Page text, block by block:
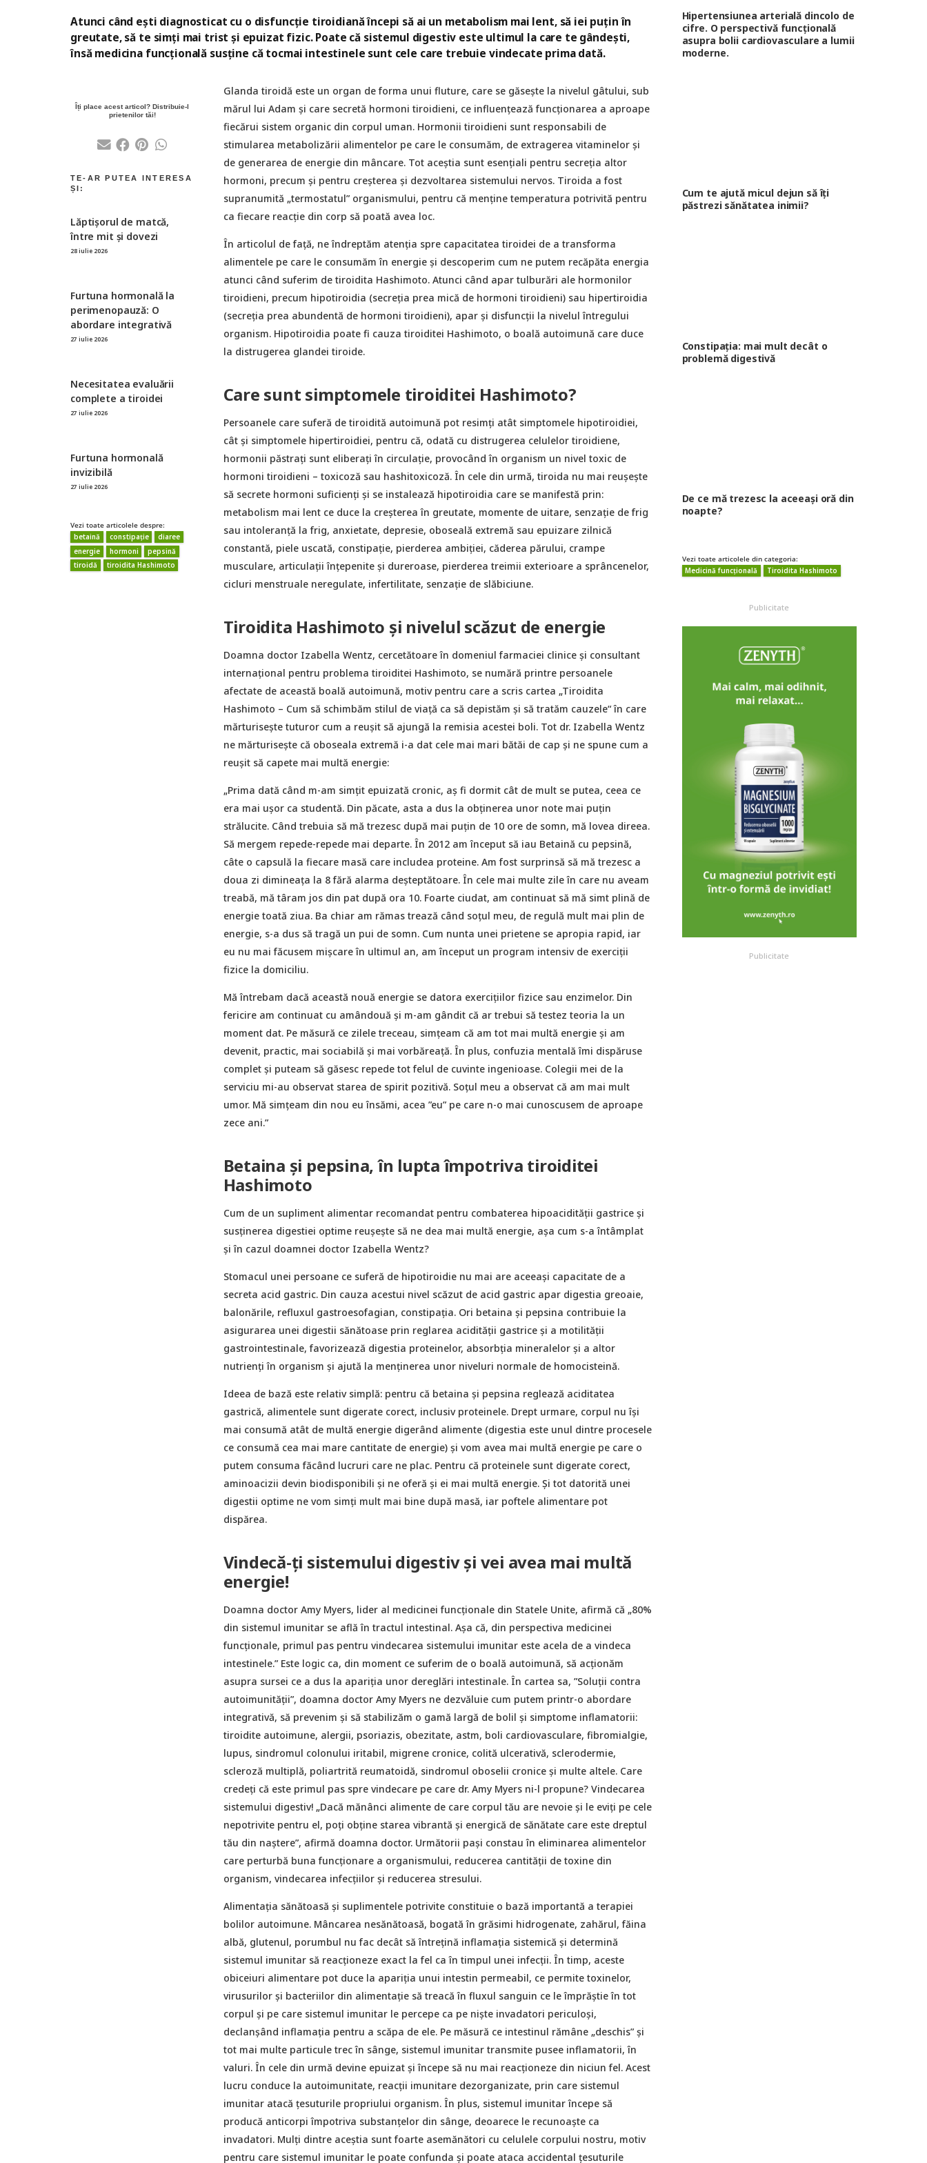
Atunci când ești diagnosticat cu o disfuncție tiroidiană începi să ai un metabolism mai lent, să iei puțin în
greutate, să te simți mai trist și epuizat fizic. Poate că sistemul digestiv este ultimul la care te gândești,
însă medicina funcțională susține că tocmai intestinele sunt cele care trebuie vindecate prima dată.
Lăptișorul de matcă,
între mit și dovezi
28 iulie 2026
Furtuna hormonală la
perimenopauză: O
abordare integrativă
27 iulie 2026
Necesitatea evaluării
complete a tiroidei
27 iulie 2026
Furtuna hormonală
invizibilă
27 iulie 2026
Vezi toate articolele despre:
betaină
constipație
diaree
energie
hormoni
pepsină
tiroidă
tiroidita Hashimoto
Glanda tiroidă este un organ de forma unui fluture, care se găsește la nivelul gâtului, sub
mărul lui Adam și care secretă hormoni tiroidieni, ce influențează funcționarea a aproape
fiecărui sistem organic din corpul uman. Hormonii tiroidieni sunt responsabili de
stimularea metabolizării alimentelor pe care le consumăm, de extragerea vitaminelor și
de generarea de energie din mâncare. Tot aceștia sunt esențiali pentru secreția altor
hormoni, precum și pentru creșterea și dezvoltarea sistemului nervos. Tiroida a fost
supranumită „termostatul” organismului, pentru că menține temperatura potrivită pentru
ca fiecare reacție din corp să poată avea loc.
În articolul de față, ne îndreptăm atenția spre capacitatea tiroidei de a transforma
alimentele pe care le consumăm în energie și descoperim cum ne putem recăpăta energia
atunci când suferim de tiroidita Hashimoto. Atunci când apar tulburări ale hormonilor
tiroidieni, precum hipotiroidia (secreția prea mică de hormoni tiroidieni) sau hipertiroidia
(secreția prea abundentă de hormoni tiroidieni), apar și disfuncții la nivelul întregului
organism. Hipotiroidia poate fi cauza tiroiditei Hashimoto, o boală autoimună care duce
la distrugerea glandei tiroide.
Care sunt simptomele tiroiditei Hashimoto?
Persoanele care suferă de tiroidită autoimună pot resimți atât simptomele hipotiroidiei,
cât și simptomele hipertiroidiei, pentru că, odată cu distrugerea celulelor tiroidiene,
hormonii păstrați sunt eliberați în circulație, provocând în organism un nivel toxic de
hormoni tiroidieni – toxicoză sau hashitoxicoză. În cele din urmă, tiroida nu mai reușește
să secrete hormoni suficienți și se instalează hipotiroidia care se manifestă prin:
metabolism mai lent ce duce la creșterea în greutate, momente de uitare, senzație de frig
sau intoleranță la frig, anxietate, depresie, oboseală extremă sau epuizare zilnică
constantă, piele uscată, constipație, pierderea ambiției, căderea părului, crampe
musculare, articulații înțepenite și dureroase, pierderea treimii exterioare a sprâncenelor,
cicluri menstruale neregulate, infertilitate, senzație de slăbiciune.
Tiroidita Hashimoto și nivelul scăzut de energie
Doamna doctor Izabella Wentz, cercetătoare în domeniul farmaciei clinice și consultant
internațional pentru problema tiroiditei Hashimoto, se numără printre persoanele
afectate de această boală autoimună, motiv pentru care a scris cartea „Tiroidita
Hashimoto – Cum să schimbăm stilul de viață ca să depistăm și să tratăm cauzele“ în care
mărturisește tuturor cum a reușit să ajungă la remisia acestei boli. Tot dr. Izabella Wentz
ne mărturisește că oboseala extremă i-a dat cele mai mari bătăi de cap și ne spune cum a
reușit să capete mai multă energie:
„Prima dată când m-am simțit epuizată cronic, aș fi dormit cât de mult se putea, ceea ce
era mai ușor ca studentă. Din păcate, asta a dus la obținerea unor note mai puțin
strălucite. Când trebuia să mă trezesc după mai puțin de 10 ore de somn, mă lovea direea.
Să mergem repede-repede mai departe. În 2012 am început să iau Betaină cu pepsină,
câte o capsulă la fiecare masă care includea proteine. Am fost surprinsă să mă trezesc a
doua zi dimineața la 8 fără alarma deșteptătoare. În cele mai multe zile în care nu aveam
treabă, mă târam jos din pat după ora 10. Foarte ciudat, am continuat să mă simt plină de
energie toată ziua. Ba chiar am rămas trează când soțul meu, de regulă mult mai plin de
energie, s-a dus să tragă un pui de somn. Cum nunta unei prietene se apropia rapid, iar
eu nu mai făcusem mișcare în ultimul an, am început un program intensiv de exerciții
fizice la domiciliu.
Mă întrebam dacă această nouă energie se datora exercițiilor fizice sau enzimelor. Din
fericire am continuat cu amândouă și m-am gândit că ar trebui să testez teoria la un
moment dat. Pe măsură ce zilele treceau, simțeam că am tot mai multă energie și am
devenit, practic, mai sociabilă și mai vorbăreață. În plus, confuzia mentală îmi dispăruse
complet și puteam să găsesc repede tot felul de cuvinte ingenioase. Colegii mei de la
serviciu mi-au observat starea de spirit pozitivă. Soțul meu a observat că am mai mult
umor. Mă simțeam din nou eu însămi, acea ”eu” pe care n-o mai cunoscusem de aproape
zece ani.”
Betaina și pepsina, în lupta împotriva tiroiditei
Hashimoto
Cum de un supliment alimentar recomandat pentru combaterea hipoacidității gastrice și
susținerea digestiei optime reușește să ne dea mai multă energie, așa cum s-a întâmplat
și în cazul doamnei doctor Izabella Wentz?
Stomacul unei persoane ce suferă de hipotiroidie nu mai are aceeași capacitate de a
secreta acid gastric. Din cauza acestui nivel scăzut de acid gastric apar digestia greoaie,
balonările, refluxul gastroesofagian, constipația. Ori betaina și pepsina contribuie la
asigurarea unei digestii sănătoase prin reglarea acidității gastrice și a motilității
gastrointestinale, favorizează digestia proteinelor, absorbția mineralelor și a altor
nutrienți în organism și ajută la menținerea unor niveluri normale de homocisteină.
Ideea de bază este relativ simplă: pentru că betaina și pepsina reglează aciditatea
gastrică, alimentele sunt digerate corect, inclusiv proteinele. Drept urmare, corpul nu își
mai consumă atât de multă energie digerând alimente (digestia este unul dintre procesele
ce consumă cea mai mare cantitate de energie) și vom avea mai multă energie pe care o
putem consuma făcând lucruri care ne plac. Pentru că proteinele sunt digerate corect,
aminoacizii devin biodisponibili și ne oferă și ei mai multă energie. Și tot datorită unei
digestii optime ne vom simți mult mai bine după masă, iar poftele alimentare pot
dispărea.
Vindecă-ți sistemului digestiv și vei avea mai multă
energie!
Doamna doctor Amy Myers, lider al medicinei funcționale din Statele Unite, afirmă că „80%
din sistemul imunitar se află în tractul intestinal. Așa că, din perspectiva medicinei
funcționale, primul pas pentru vindecarea sistemului imunitar este acela de a vindeca
intestinele.” Este logic ca, din moment ce suferim de o boală autoimună, să acționăm
asupra sursei ce a dus la apariția unor dereglări intestinale. În cartea sa, ”Soluții contra
autoimunității”, doamna doctor Amy Myers ne dezvăluie cum putem printr-o abordare
integrativă, să prevenim și să stabilizăm o gamă largă de bolil și simptome inflamatorii:
tiroidite autoimune, alergii, psoriazis, obezitate, astm, boli cardiovasculare, fibromialgie,
lupus, sindromul colonului iritabil, migrene cronice, colită ulcerativă, sclerodermie,
scleroză multiplă, poliartrită reumatoidă, sindromul oboselii cronice și multe altele. Care
credeți că este primul pas spre vindecare pe care dr. Amy Myers ni-l propune? Vindecarea
sistemului digestiv! „Dacă mănânci alimente de care corpul tău are nevoie și le eviți pe cele
nepotrivite pentru el, poți obține starea vibrantă și energică de sănătate care este dreptul
tău din naștere”, afirmă doamna doctor. Următorii pași constau în eliminarea alimentelor
care perturbă buna funcționare a organismului, reducerea cantității de toxine din
organism, vindecarea infecțiilor și reducerea stresului.
Alimentația sănătoasă și suplimentele potrivite constituie o bază importantă a terapiei
bolilor autoimune. Mâncarea nesănătoasă, bogată în grăsimi hidrogenate, zahărul, făina
albă, glutenul, porumbul nu fac decât să întrețină inflamația sistemică și determină
sistemul imunitar să reacționeze exact la fel ca în timpul unei infecții. În timp, aceste
obiceiuri alimentare pot duce la apariția unui intestin permeabil, ce permite toxinelor,
virusurilor și bacteriilor din alimentație să treacă în fluxul sanguin ce le împrăștie în tot
corpul și pe care sistemul imunitar le percepe ca pe niște invadatori periculoși,
declanșând inflamația pentru a scăpa de ele. Pe măsură ce intestinul rămâne „deschis” și
tot mai multe particule trec în sânge, sistemul imunitar transmite pusee inflamatorii, în
valuri. În cele din urmă devine epuizat și începe să nu mai reacționeze din niciun fel. Acest
lucru conduce la autoimunitate, reacții imunitare dezorganizate, prin care sistemul
imunitar atacă țesuturile propriului organism. În plus, sistemul imunitar începe să
producă anticorpi împotriva substanțelor din sânge, deoarece le recunoaște ca
invadatori. Mulți dintre aceștia sunt foarte asemănători cu celulele corpului nostru, motiv
pentru care sistemul imunitar le poate confunda și poate ataca accidental țesuturile
Hipertensiunea arterială dincolo de
cifre. O perspectivă funcțională
asupra bolii cardiovasculare a lumii
moderne.
Cum te ajută micul dejun să îți
păstrezi sănătatea inimii?
Constipația: mai mult decât o
problemă digestivă
De ce mă trezesc la aceeași oră din
noapte?
Vezi toate articolele din categoria:
Medicină funcțională
Tiroidita Hashimoto
Publicitate
Publicitate